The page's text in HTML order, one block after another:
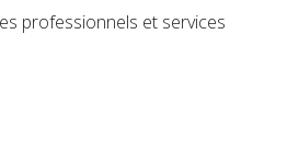
professionnels et services